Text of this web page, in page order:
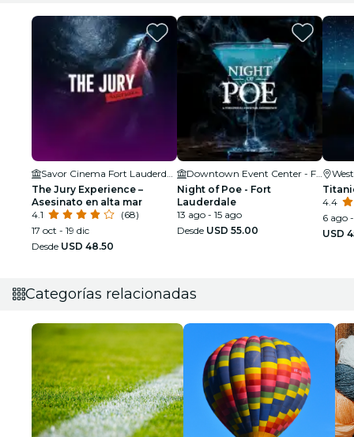
The Jury Experience –
Asesinato en alta mar
4.1
(68)
17 oct - 19 dic
Desde USD 48.50
Night of Poe - Fort
Lauderdale
13 ago - 15 ago
Desde USD 55.00
4.4
6 ago
USD
Categorías relacionadas